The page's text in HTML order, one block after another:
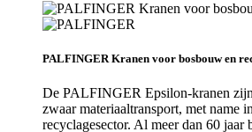
PALFINGER Kranen voor bosbouw en
De PALFINGER Epsilon-kranen
zwaar materiaaltransport, met name
recyclagesector. Al meer dan 60 jaar